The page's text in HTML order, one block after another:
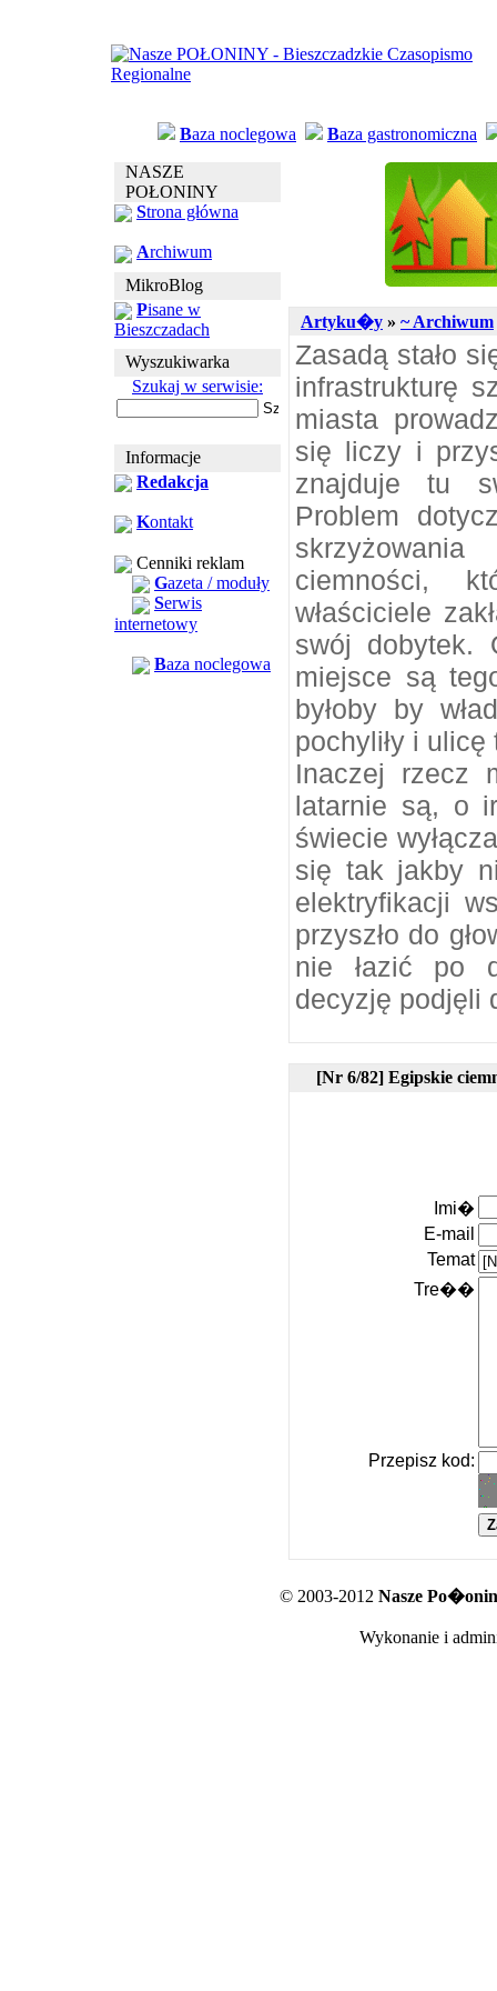
Baza noclegowa Baza gastronomiczna
NASZE
POŁONINY
Strona główna
Archiwum
MikroBlog
Pisane w
Bieszczadach
Wyszukiwarka
Szukaj w serwisie:
Informacje
Redakcja
Kontakt
Cenniki reklam
Gazeta / moduły
Serwis
internetowy
Baza noclegowa
Artyku�y » ~ Archiwum
Zasadą stało
infrastrukturę
miasta
się liczy i
znajduje tu
Problem
ciemności,
właściciele
swój dobytek.
miejsce są
byłoby by
pochyliły i ulicę
Inaczej rzecz
latarnie są, o
świecie
się tak jakby
elektryfikacji
przyszło do
nie łazić po
decyzję podjęli
[Nr 6/82] Egipskie
Imi�
E-mail
Temat
Tre��
Przepisz kod:
© 2003-2012 Nasze
Wykonanie i